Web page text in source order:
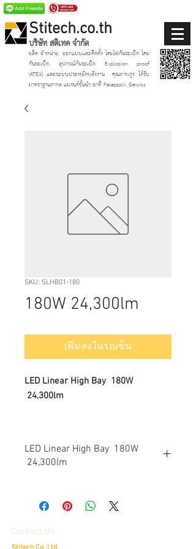
Stitech.co.th
บริษัท สติเทค จำกัด
ผลิต จำหน่าย, ออกแบบและติดตั้ง โคมไฟกันระเบิด โคม
กันระเบิด, อุปกรณ์กันระเบิด Explosion proof
(ATEX) และระบบประหยัดพลังงาน คุณภาพสูง ได้รับ
มาตราฐานสากล แบรนด์ชั้นนำ อาทิ Palazzolii, Gewiss
SKU: SLHB01-180
180W 24,300lm
เพิ่มลงในรถเข็น
LED Linear High Bay 180W
24,300lm
LED Linear High Bay 180W
24,300lm
Non-dimmable and dimmable optional